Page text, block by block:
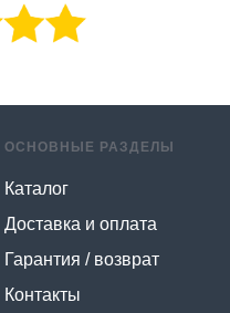
ОСНОВНЫЕ РАЗДЕЛЫ
Каталог
Доставка и оплата
Гарантия / возврат
Контакты